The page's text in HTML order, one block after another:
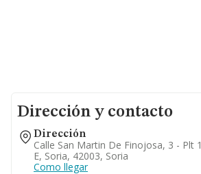
Dirección y contacto
Dirección
Calle San Martin De Finojosa, 3 - Plt 1
E, Soria, 42003, Soria
Como llegar